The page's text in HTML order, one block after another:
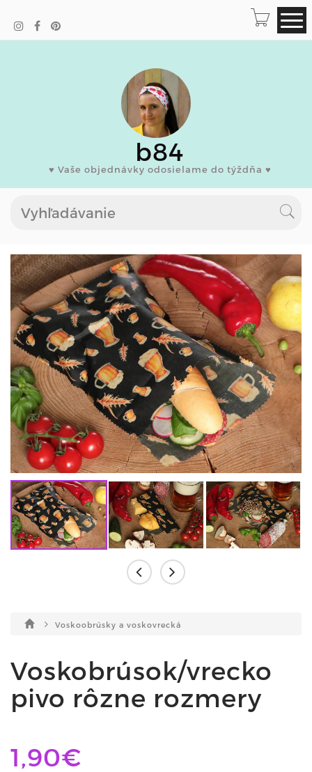
b84
♥ Vaše objednávky odosielame do týždňa ♥
Voskoobrúsky a voskovrecká
Voskobrúsok/vrecko
pivo rôzne rozmery
1,90€